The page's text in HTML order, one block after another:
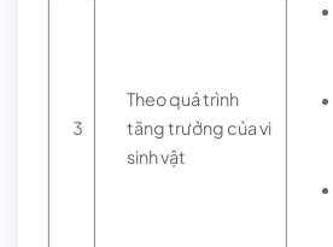
3
Theo quá trình
tăng trưởng của vi
sinh vật